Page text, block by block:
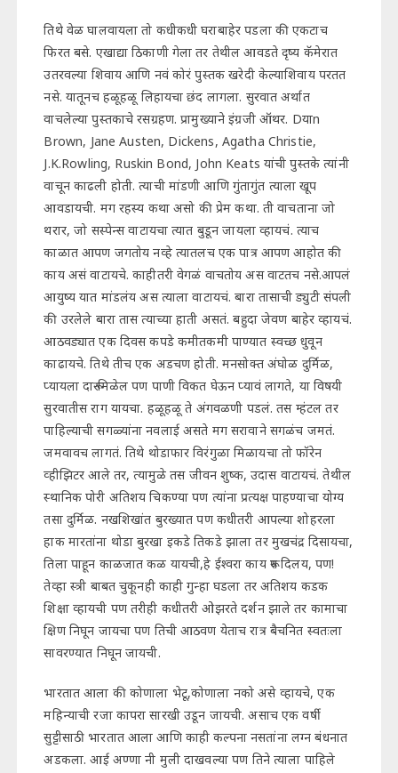
तिथे वेळ घालवायला तो कधीकधी घराबाहेर पडला की एकटाच
फिरत बसे. एखाद्या ठिकाणी गेला तर तेथील आवडते दृष्य कॅमेरात
उतरवल्या शिवाय आणि नवं कोरं पुस्तक खरेदी केल्याशिवाय परतत
नसे. यातूनच हळूहळू लिहायचा छंद लागला. सुरवात अर्थात
वाचलेल्या पुस्तकाचे रसग्रहण. प्रामुख्याने इंग्रजी ऑथर. Dयाn
Brown, Jane Austen, Dickens, Agatha Christie,
J.K.Rowling, Ruskin Bond, John Keats यांची पुस्तके त्यांनी
वाचून काढली होती. त्याची मांडणी आणि गुंतागुंत त्याला खूप
आवडायची. मग रहस्य कथा असो की प्रेम कथा. ती वाचताना जो
थरार, जो सस्पेन्स वाटायचा त्यात बुडून जायला व्हायचं. त्याच
काळात आपण जगतोय नव्हे त्यातलच एक पात्र आपण आहोत की
काय असं वाटायचे. काहीतरी वेगळं वाचतोय अस वाटतच नसे.आपलं
आयुष्य यात मांडलंय अस त्याला वाटायचं. बारा तासाची ड्युटी संपली
की उरलेले बारा तास त्याच्या हाती असतं. बहुदा जेवण बाहेर व्हायचं.
आठवड्यात एक दिवस कपडे कमीतकमी पाण्यात स्वच्छ धुवून
काढायचे. तिथे तीच एक अडचण होती. मनसोक्त अंघोळ दुर्मिळ,
प्यायला दारू मिळेल पण पाणी विकत घेऊन प्यावं लागते, या विषयी
सुरवातीस राग यायचा. हळूहळू ते अंगवळणी पडलं. तस म्हंटल तर
पाहिल्याची सगळ्यांना नवलाई असते मग सरावाने सगळंच जमतं.
जमवावच लागतं. तिथे थोडाफार विरंगुळा मिळायचा तो फॉरेन
व्हीझिटर आले तर, त्यामुळे तस जीवन शुष्क, उदास वाटायचं. तेथील
स्थानिक पोरी अतिशय चिकण्या पण त्यांना प्रत्यक्ष पाहण्याचा योग्य
तसा दुर्मिळ. नखशिखांत बुरख्यात पण कधीतरी आपल्या शोहरला
हाक मारतांना थोडा बुरखा इकडे तिकडे झाला तर मुखचंद्र दिसायचा,
तिला पाहून काळजात कळ यायची,हे ईश्वरा काय रूप दिलय, पण!
तेव्हा स्त्री बाबत चुकूनही काही गुन्हा घडला तर अतिशय कडक
शिक्षा व्हायची पण तरीही कधीतरी ओझरते दर्शन झाले तर कामाचा
क्षिण निघून जायचा पण तिची आठवण येताच रात्र बैचनित स्वतःला
सावरण्यात निघून जायची.
भारतात आला की कोणाला भेटू,कोणाला नको असे व्हायचे, एक
महिन्याची रजा कापरा सारखी उडून जायची. असाच एक वर्षी
सुट्टीसाठी भारतात आला आणि काही कल्पना नसतांना लग्न बंधनात
अडकला. आई अण्णा नी मुली दाखवल्या पण तिने त्याला पाहिले